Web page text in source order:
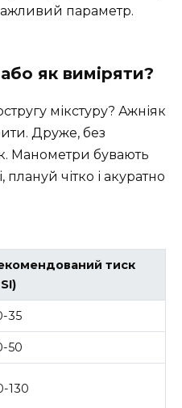
параметр.
як виміряти?
мікстуру? Ажніяк
Друже, без
Манометри бувають
плануй чітко і акуратно
тиск
35
50
130